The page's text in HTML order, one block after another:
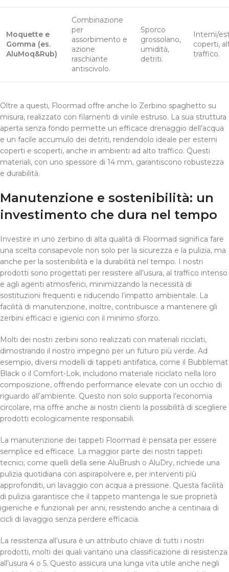
Moquette e
Gomma (es.
AluMoq&Rub)
Combinazione
per
assorbimento e
azione
raschiante
antiscivolo.
Sporco
grossolano,
umidità,
detriti.
Interni/
coperti,
traffico.
Oltre a questi, Floormad offre anche lo Zerbino spaghetto su
misura, realizzato con filamenti di vinile estruso. La sua struttura
aperta senza fondo permette un efficace drenaggio dell’acqua
e un facile accumulo dei detriti, rendendolo ideale per esterni
coperti e scoperti, anche in ambienti ad alto traffico. Questi
materiali, con uno spessore di 14 mm, garantiscono robustezza
e durabilità.
Manutenzione e sostenibilità: un
investimento che dura nel tempo
Investire in uno zerbino di alta qualità di Floormad significa fare
una scelta consapevole non solo per la sicurezza e la pulizia, ma
anche per la sostenibilità e la durabilità nel tempo. I nostri
prodotti sono progettati per resistere all’usura, al traffico intenso
e agli agenti atmosferici, minimizzando la necessità di
sostituzioni frequenti e riducendo l’impatto ambientale. La
facilità di manutenzione, inoltre, contribuisce a mantenere gli
zerbini efficaci e igienici con il minimo sforzo.
Molti dei nostri zerbini sono realizzati con materiali riciclati,
dimostrando il nostro impegno per un futuro più verde. Ad
esempio, diversi modelli di tappeti antifatica, come il Bubblemat
Black o il Comfort-Lok, includono materiale riciclato nella loro
composizione, offrendo performance elevate con un occhio di
riguardo all’ambiente. Questo non solo supporta l’economia
circolare, ma offre anche ai nostri clienti la possibilità di scegliere
prodotti ecologicamente responsabili.
La manutenzione dei tappeti Floormad è pensata per essere
semplice ed efficace. La maggior parte dei nostri tappeti
tecnici, come quelli della serie AluBrush o AluDry, richiede una
pulizia quotidiana con aspirapolvere e, per interventi più
approfonditi, un lavaggio con acqua a pressione. Questa facilità
di pulizia garantisce che il tappeto mantenga le sue proprietà
igieniche e funzionali per anni, resistendo anche a centinaia di
cicli di lavaggio senza perdere efficacia.
La resistenza all’usura è un attributo chiave di tutti i nostri
prodotti, molti dei quali vantano una classificazione di resistenza
all’usura 4 o 5. Questo assicura una lunga vita utile anche negli